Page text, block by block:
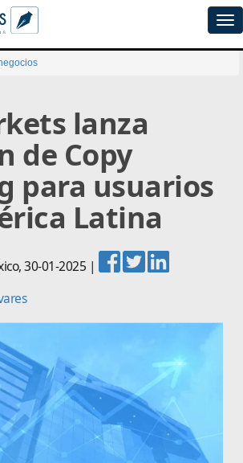
lanza
de Copy
para usuarios
Latina
,30-01-2025 |